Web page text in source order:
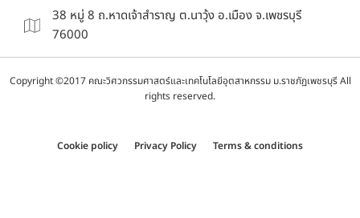
38 หมู่ 8 ถ.หาดเจ้าสำราญ ต.นาวุ้ง อ.เมือง จ.เพชรบุรี
76000
Copyright ©2017 คณะวิศวกรรมศาสตร์และเทคโนโลยีอุตสาหกรรม ม.ราชภัฏเพชรบุรี All
rights reserved.
Cookie policy Privacy Policy Terms & conditions